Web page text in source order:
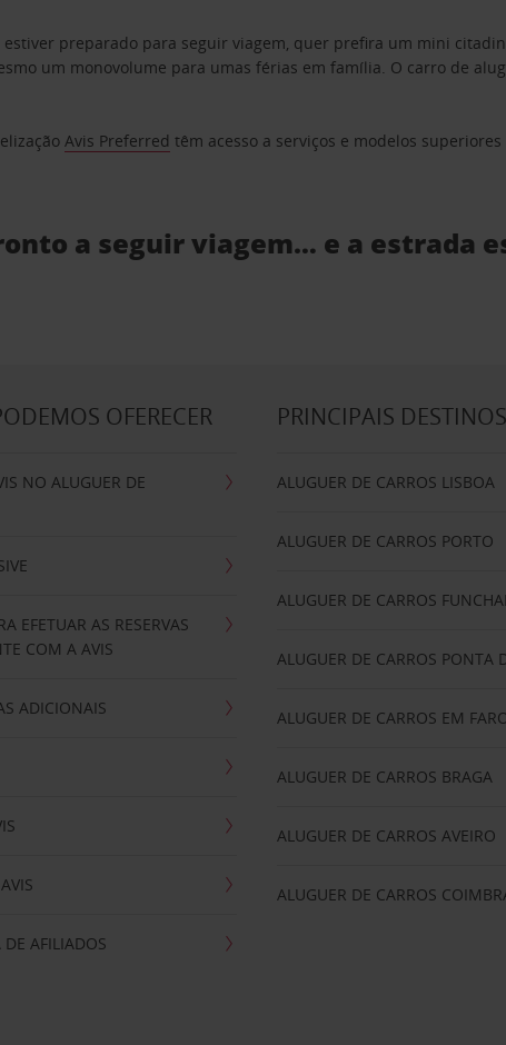
preparado para seguir viagem, quer prefira um mini
um monovolume para umas férias em família. O carro de
Avis Preferred têm acesso a serviços e modelos
a seguir viagem… e a estrada
OFERECER
NO ALUGUER DE
EFETUAR AS RESERVAS
COM A AVIS
ADICIONAIS
AFILIADOS
PRINCIPAIS DESTINOS
ALUGUER DE CARROS LISBOA
ALUGUER DE CARROS PORTO
ALUGUER DE CARROS
ALUGUER DE CARROS PONTA
ALUGUER DE CARROS EM
ALUGUER DE CARROS BRAGA
ALUGUER DE CARROS AVEIRO
ALUGUER DE CARROS